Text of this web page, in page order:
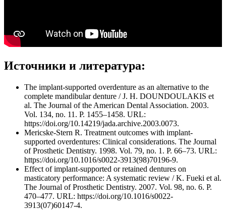
Источники и литература:
The implant-supported overdenture as an alternative to the
complete mandibular denture / J. H. DOUNDOULAKIS et
al. The Journal of the American Dental Association. 2003.
Vol. 134, no. 11. P. 1455–1458. URL:
https://doi.org/10.14219/jada.archive.2003.0073.
Mericske-Stern R. Treatment outcomes with implant-
supported overdentures: Clinical considerations. The Journal
of Prosthetic Dentistry. 1998. Vol. 79, no. 1. P. 66–73. URL:
https://doi.org/10.1016/s0022-3913(98)70196-9.
Effect of implant-supported or retained dentures on
masticatory performance: A systematic review / K. Fueki et al.
The Journal of Prosthetic Dentistry. 2007. Vol. 98, no. 6. P.
470–477. URL: https://doi.org/10.1016/s0022-
3913(07)60147-4.